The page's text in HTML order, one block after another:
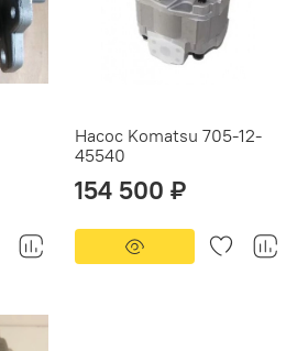
Насос Komatsu 705-12-
45540
154 500 ₽